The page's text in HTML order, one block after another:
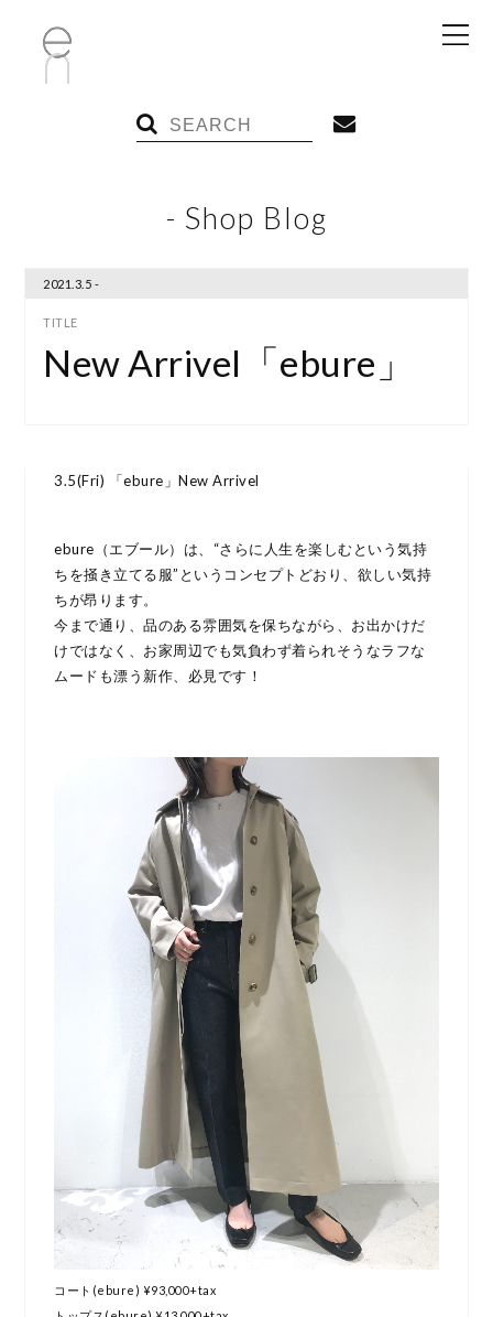
- Shop Blog
2021.3.5 -
New Arrivel「ebure」
3.5(Fri) 「ebure」New Arrivel
ebure（エブール）は、“さらに人生を楽しむという気持
ちを掻き立てる服”というコンセプトどおり、欲しい気持
ちが昂ります。
今まで通り、品のある雰囲気を保ちながら、お出かけだ
けではなく、お家周辺でも気負わず着られそうなラフな
ムードも漂う新作、必見です！
コート(ebure) ¥93,000+tax